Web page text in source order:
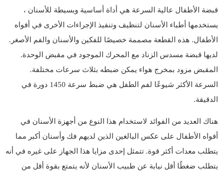
قبضة الأطفال عالية السرعة هي أداة أساسية وبسيطة للأسنان ،
يستخدمها أطباء الأسنان لتنظيف وتنفيذ الإجراءات الأخرى في أفواه
الأطفال. هذه القطعة مصممة خصيصًا للفكين والأسنان والفم الأصغر.
لديها قبضة مسدس الزناد مع المحرك الموجود في مقبض الوحدة.
المقبض مزود بمخرج هواء يمكن ضبطه بثلاث سرعات مختلفة.
السرعة الأكثر شيوعًا لفم الطفل هي ضبط سرعة 1450 دورة في
الدقيقة.
هناك العديد من الفوائد لاستخدام هذا النوع من أجهزة الأسنان في
أفواه الأطفال على عكس البالغين الذين لديهم فك وأسنان أكبر مما
يتطلب معدات أكثر قوة. تتمثل إحدى مزايا هذا الجهاز على غيره في أنه
يتطلب ضغطًا أقل نيابة عن طبيب الأسنان لأنه يتمتع بقوة أقل من